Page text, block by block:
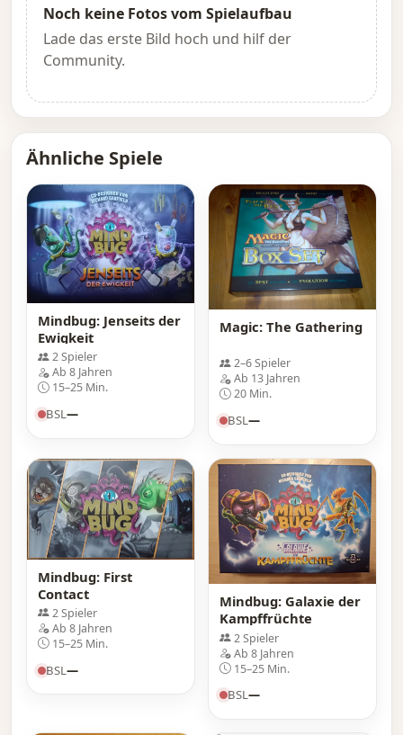
Noch keine Fotos vom Spielaufbau
Lade das erste Bild hoch und hilf der
Community.
Ähnliche Spiele
Mindbug: Jenseits der
Ewigkeit
2 Spieler
Ab 8 Jahren
15–25 Min.
BSL—
Magic: The Gathering
2–6 Spieler
Ab 13 Jahren
20 Min.
BSL—
Mindbug: First
Contact
2 Spieler
Ab 8 Jahren
15–25 Min.
BSL—
Mindbug: Galaxie der
Kampffrüchte
2 Spieler
Ab 8 Jahren
15–25 Min.
BSL—